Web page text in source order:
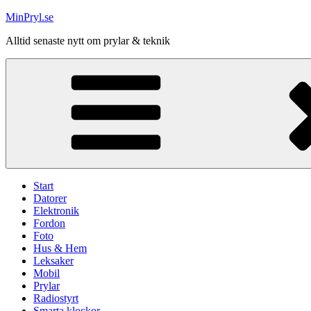
Hoppa
innehåll
MinPryl.se
Alltid senaste nytt om prylar & teknik
Start
Datorer
Elektronik
Fordon
Foto
Hus & Hem
Leksaker
Mobil
Prylar
Radiostyrt